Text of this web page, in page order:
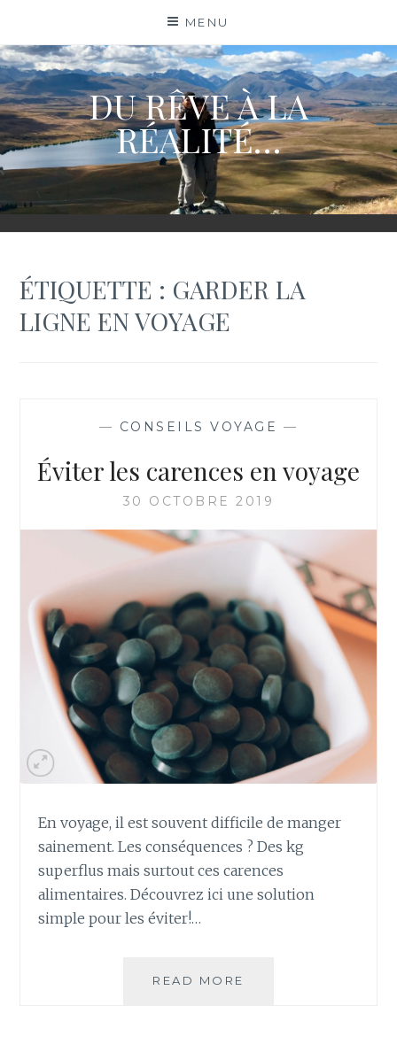
content
MENU
DU RÊVE À LA
RÉALITÉ…
ÉTIQUETTE : GARDER LA
LIGNE EN VOYAGE
— CONSEILS VOYAGE —
Éviter les carences en voyage
30 OCTOBRE 2019
En voyage, il est souvent difficile de manger
sainement. Les conséquences ? Des kg
superflus mais surtout ces carences
alimentaires. Découvrez ici une solution
simple pour les éviter!…
READ MORE